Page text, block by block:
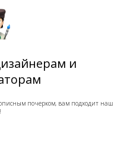
и
почерком, вам подходит наш